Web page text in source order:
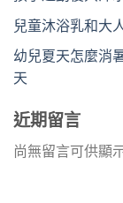
兒童沐浴乳和大
幼兒夏天怎麼消
天
近期留言
尚無留言可供顯